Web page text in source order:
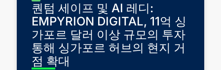
퀀텀 세이프 및 AI 레디:
EMPYRION DIGITAL, 11억 싱
가포르 달러 이상 규모의 투자
통해 싱가포르 허브의 현지 거
점 확대